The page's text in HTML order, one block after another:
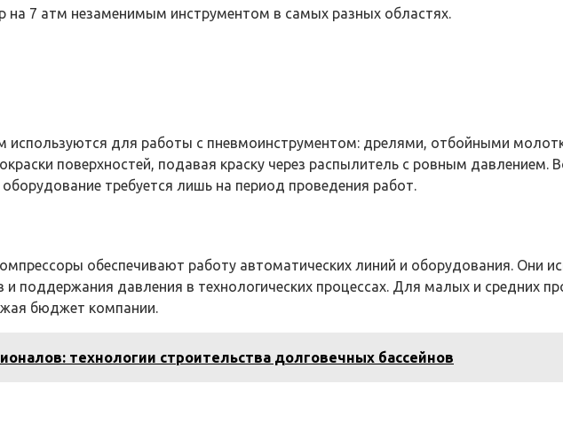
на 7 атм незаменимым инструментом в самых разных областях.
используются для работы с пневмоинструментом: дрелями, отбойными
поверхностей, подавая краску через распылитель с ровным давлением.
требуется лишь на период проведения работ.
обеспечивают работу автоматических линий и оборудования. Они
поддержания давления в технологических процессах. Для малых и средних
бюджет компании.
технологии строительства долговечных бассейнов